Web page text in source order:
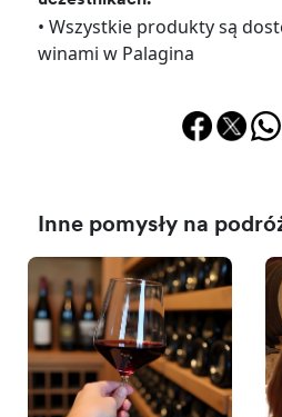
• Wszystkie produkty są
winami w Palagina
Inne pomysły na